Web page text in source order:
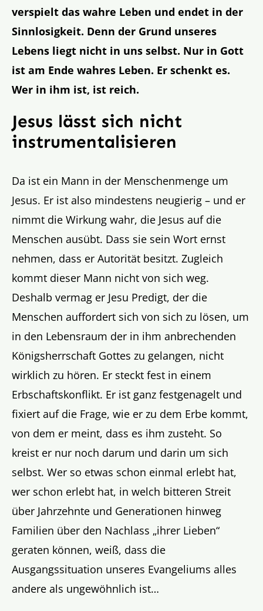
verspielt das wahre Leben und endet in der
Sinnlosigkeit. Denn der Grund unseres
Lebens liegt nicht in uns selbst. Nur in Gott
ist am Ende wahres Leben. Er schenkt es.
Wer in ihm ist, ist reich.
Jesus lässt sich nicht
instrumentalisieren
Da ist ein Mann in der Menschenmenge um
Jesus. Er ist also mindestens neugierig – und er
nimmt die Wirkung wahr, die Jesus auf die
Menschen ausübt. Dass sie sein Wort ernst
nehmen, dass er Autorität besitzt. Zugleich
kommt dieser Mann nicht von sich weg.
Deshalb vermag er Jesu Predigt, der die
Menschen auffordert sich von sich zu lösen, um
in den Lebensraum der in ihm anbrechenden
Königsherrschaft Gottes zu gelangen, nicht
wirklich zu hören. Er steckt fest in einem
Erbschaftskonflikt. Er ist ganz festgenagelt und
fixiert auf die Frage, wie er zu dem Erbe kommt,
von dem er meint, dass es ihm zusteht. So
kreist er nur noch darum und darin um sich
selbst. Wer so etwas schon einmal erlebt hat,
wer schon erlebt hat, in welch bitteren Streit
über Jahrzehnte und Generationen hinweg
Familien über den Nachlass „ihrer Lieben“
geraten können, weiß, dass die
Ausgangssituation unseres Evangeliums alles
andere als ungewöhnlich ist…